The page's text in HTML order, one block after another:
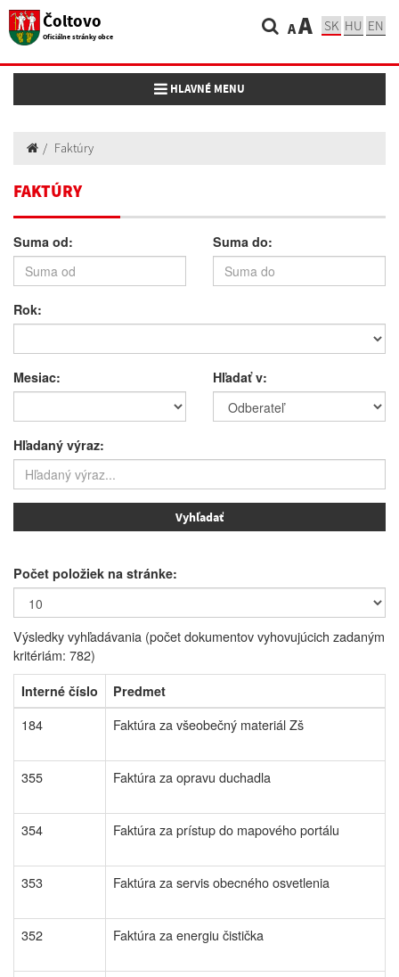
Čoltovo
Oficiálne stránky obce AA SK HU EN
Toggle navigation
HLAVNÉ MENU
Faktúry
FAKTÚRY
Suma od: Suma do:
Rok:
Mesiac: Hľadať v:
Hľadaný výraz:
Počet položiek na stránke:
Výsledky vyhľadávania (počet dokumentov vyhovujúcich zadaným
kritériám: 782)
Interné číslo Predmet
184 Faktúra za všeobečný materiál Zš
355 Faktúra za opravu duchadla
354 Faktúra za prístup do mapového portálu
353 Faktúra za servis obecného osvetlenia
352 Faktúra za energiu čistička